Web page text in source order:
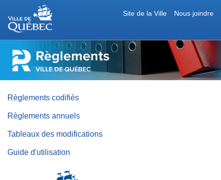
Nous joindre
Site de la Ville
RÈGLEMENTS
DE
QUÉBEC
Règlements codifiés
Règlements annuels
Tableaux des modifications
Guide d'utilisation